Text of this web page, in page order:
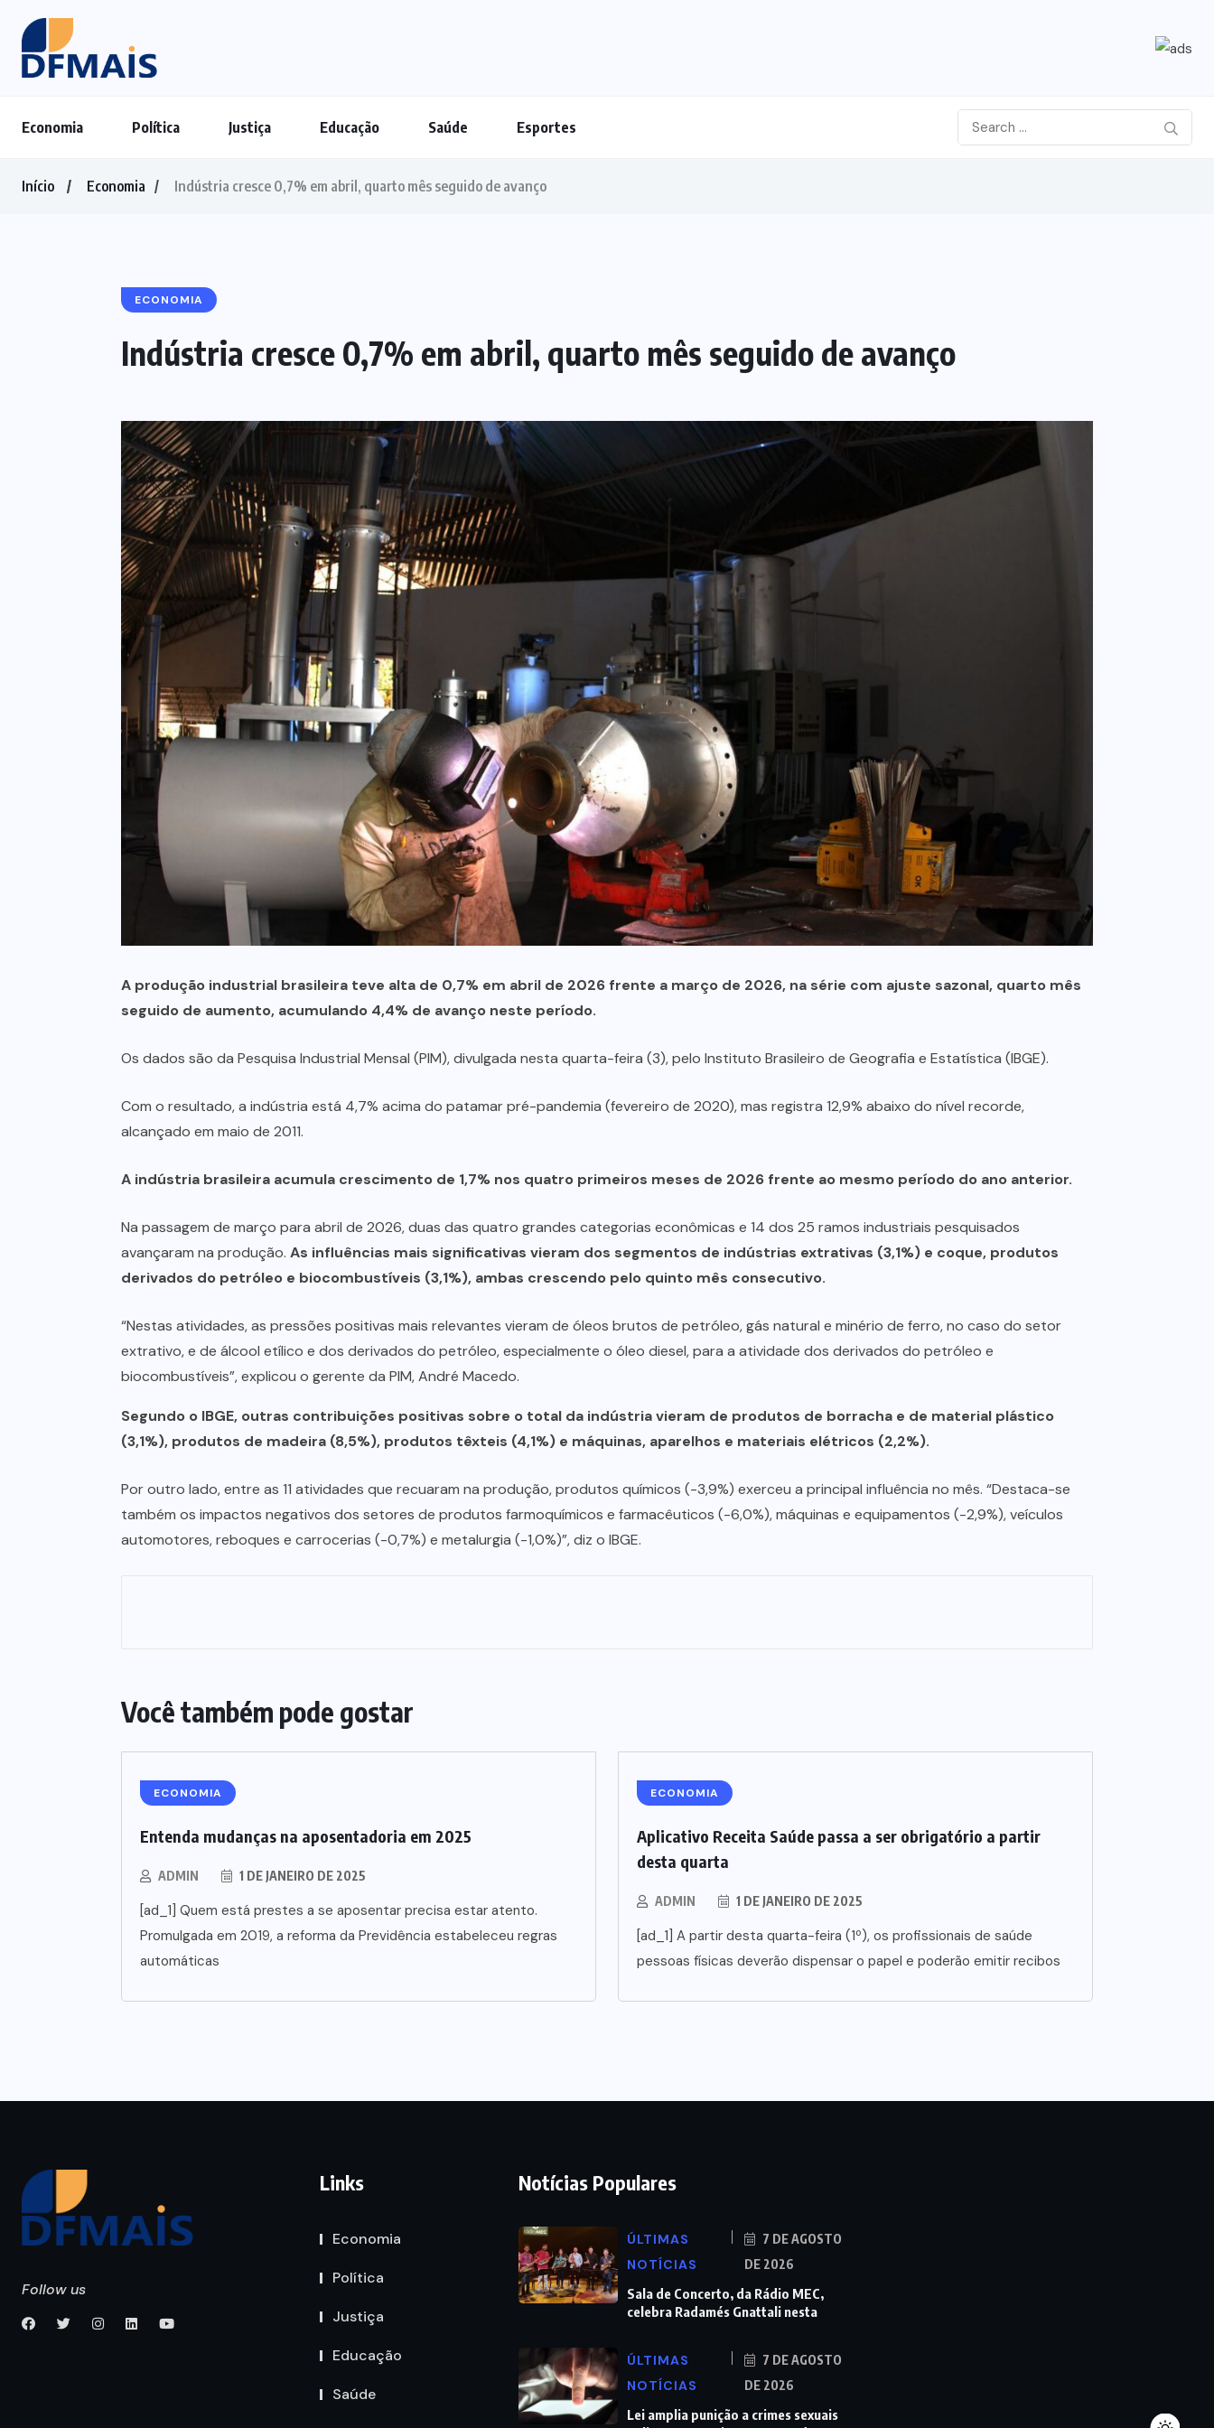
Economia Política Justiça Educação Saúde Esportes
Início Economia Indústria cresce 0,7% em abril, quarto mês seguido de avanço
ECONOMIA
Indústria cresce 0,7% em abril, quarto mês seguido de avanço
A produção industrial brasileira teve alta de 0,7% em abril de 2026 frente a março de 2026, na série com ajuste sazonal, quarto mês
seguido de aumento, acumulando 4,4% de avanço neste período.
Os dados são da Pesquisa Industrial Mensal (PIM), divulgada nesta quarta-feira (3), pelo Instituto Brasileiro de Geografia e Estatística (IBGE).
Com o resultado, a indústria está 4,7% acima do patamar pré-pandemia (fevereiro de 2020), mas registra 12,9% abaixo do nível recorde,
alcançado em maio de 2011.
A indústria brasileira acumula crescimento de 1,7% nos quatro primeiros meses de 2026 frente ao mesmo período do ano anterior.
Na passagem de março para abril de 2026, duas das quatro grandes categorias econômicas e 14 dos 25 ramos industriais pesquisados
avançaram na produção. As influências mais significativas vieram dos segmentos de indústrias extrativas (3,1%) e coque, produtos
derivados do petróleo e biocombustíveis (3,1%), ambas crescendo pelo quinto mês consecutivo.
“Nestas atividades, as pressões positivas mais relevantes vieram de óleos brutos de petróleo, gás natural e minério de ferro, no caso do setor
extrativo, e de álcool etílico e dos derivados do petróleo, especialmente o óleo diesel, para a atividade dos derivados do petróleo e
biocombustíveis”, explicou o gerente da PIM, André Macedo.
Segundo o IBGE, outras contribuições positivas sobre o total da indústria vieram de produtos de borracha e de material plástico
(3,1%), produtos de madeira (8,5%), produtos têxteis (4,1%) e máquinas, aparelhos e materiais elétricos (2,2%).
Por outro lado, entre as 11 atividades que recuaram na produção, produtos químicos (-3,9%) exerceu a principal influência no mês. “Destaca-se
também os impactos negativos dos setores de produtos farmoquímicos e farmacêuticos (-6,0%), máquinas e equipamentos (-2,9%), veículos
automotores, reboques e carrocerias (-0,7%) e metalurgia (-1,0%)”, diz o IBGE.
Você também pode gostar
ECONOMIA
Entenda mudanças na aposentadoria em 2025
ADMIN 1 DE JANEIRO DE 2025
[ad_1] Quem está prestes a se aposentar precisa estar atento.
Promulgada em 2019, a reforma da Previdência estabeleceu regras
automáticas
ECONOMIA
Aplicativo Receita Saúde passa a ser obrigatório a partir
desta quarta
ADMIN 1 DE JANEIRO DE 2025
[ad_1] A partir desta quarta-feira (1º), os profissionais de saúde
pessoas físicas deverão dispensar o papel e poderão emitir recibos
Follow us
Links
Economia
Política
Justiça
Educação
Saúde
Notícias Populares
ÚLTIMAS
NOTÍCIAS
7 DE AGOSTO
DE 2026
Sala de Concerto, da Rádio MEC,
celebra Radamés Gnattali nesta
ÚLTIMAS
NOTÍCIAS
7 DE AGOSTO
DE 2026
Lei amplia punição a crimes sexuais